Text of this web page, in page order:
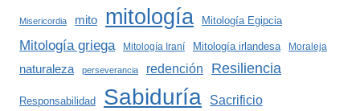
Misericordia mito mitología Mitología Egipcia
Mitología griega Mitología Iraní Mitología irlandesa Moraleja
naturaleza perseverancia redención Resiliencia
Responsabilidad Sabiduría Sacrificio